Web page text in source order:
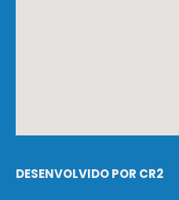
DESENVOLVIDO POR CR2